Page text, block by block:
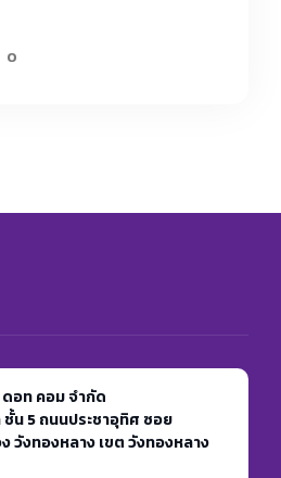
0
อท คอม จำกัด
น 5 ถนนประชาอุทิศ ซอย
วังทองหลาง เขต วังทองหลาง